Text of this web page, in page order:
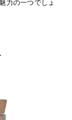
力の一つでしょ